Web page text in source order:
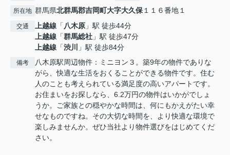
所在地 群馬県北群馬郡吉岡町大字大久保１１６番地１
交通 上越線 「八木原 」駅 徒歩44分
上越線 「群馬総社 」駅 徒歩47分
上越線 「渋川 」駅 徒歩84分
備考
八木原駅周辺物件：ミニヨン３。築9年の物件でありな
がら、快適な生活をおくることができる物件です。住む
人のことも考えられている満足度の高いアパートです。
お住まいをお探しなら、6.2万円の物件はいかがでしょ
うか。ご家族との穏やかな時間は、何にもかえがたい幸
せなものですね。その大切な時間を、より快適な環境で
楽しみませんか。ぜひ当社より物件選びをはじめてくだ
さい。